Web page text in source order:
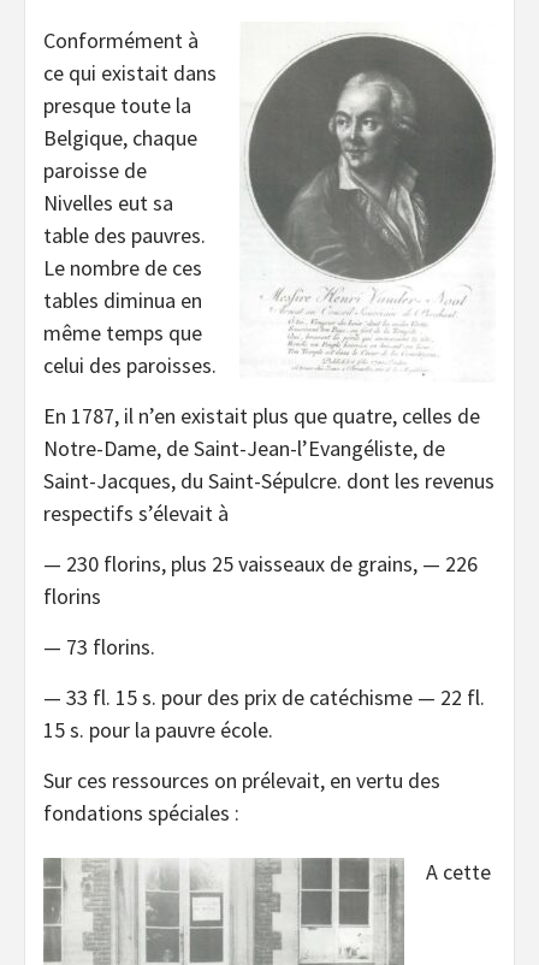
Conformément à
ce qui existait dans
presque toute la
Belgique, chaque
paroisse de
Nivelles eut sa
table des pauvres.
Le nombre de ces
tables diminua en
même temps que
celui des paroisses.
En 1787, il n’en existait plus que quatre, celles de
Notre-Dame, de Saint-Jean-l’Evangéliste, de
Saint-Jacques, du Saint-Sépulcre. dont les revenus
respectifs s’élevait à
— 230 florins, plus 25 vaisseaux de grains, — 226
florins
— 73 florins.
— 33 fl. 15 s. pour des prix de catéchisme — 22 fl.
15 s. pour la pauvre école.
Sur ces ressources on prélevait, en vertu des
fondations spéciales :
A cette